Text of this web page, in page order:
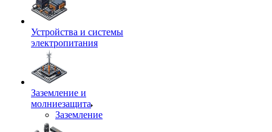
Устройства и системы
электропитания
Заземление и
молниезащита
Заземление